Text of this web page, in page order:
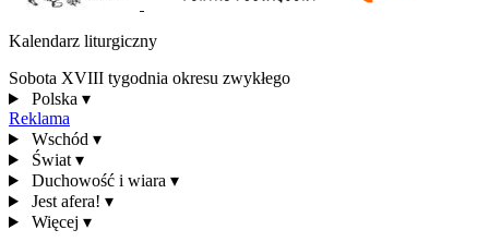
Kalendarz liturgiczny
Sobota XVIII tygodnia okresu zwykłego
Polska ▾
Reklama
Wschód ▾
Świat ▾
Duchowość i wiara ▾
Jest afera! ▾
Więcej ▾